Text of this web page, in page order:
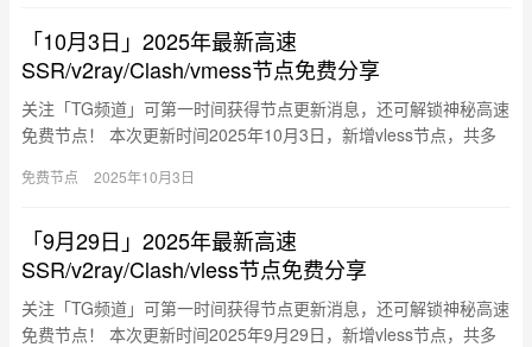
「10月3日」2025年最新高速
SSR/v2ray/Clash/vmess节点免费分享
关注「TG频道」可第一时间获得节点更新消息，还可解锁神秘高速
免费节点！ 本次更新时间2025年10月3日，新增vless节点，共多
免费节点 2025年10月3日
「9月29日」2025年最新高速
SSR/v2ray/Clash/vless节点免费分享
关注「TG频道」可第一时间获得节点更新消息，还可解锁神秘高速
免费节点！ 本次更新时间2025年9月29日，新增vless节点，共多